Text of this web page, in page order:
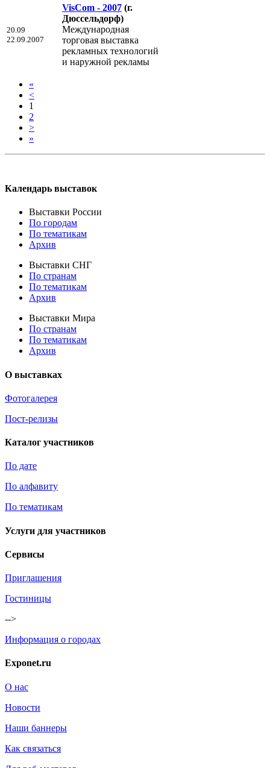
20.09
22.09.2007
VisCom - 2007 (г.
Дюссельдорф)
Международная
торговая выставка
рекламных технологий
и наружной рекламы
«
<
1
2
>
»
Календарь выставок
Выставки России
По городам
По тематикам
Архив
Выставки СНГ
По странам
По тематикам
Архив
Выставки Мира
По странам
По тематикам
Архив
О выставках
Фотогалерея
Пост-релизы
Каталог участников
По дате
По алфавиту
По тематикам
Услуги для участников
Сервисы
Приглашения
Гостиницы
-->
Информация о городах
Exponet.ru
О нас
Новости
Наши баннеры
Как связаться